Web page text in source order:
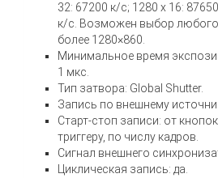
32: 67200 к/c; 1280 x 16:
к/c. Возможен выбор
более 1280×860.
Минимальное время
1 мкс.
Тип затвора: Global Shutter.
Запись по внешнему
Старт-стоп записи: от
триггеру, по числу кадров.
Сигнал внешнего
Циклическая запись: да.